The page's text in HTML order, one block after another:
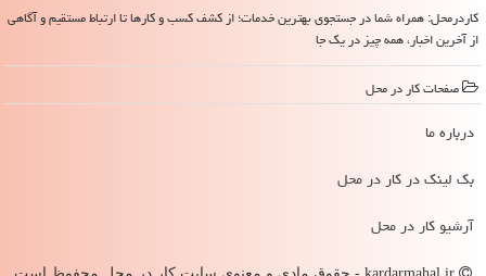
کاردرمحل: همراه شما در جستجوی بهترین خدمات؛ از کشف کسب و کارها تا ارتباط مستقیم و آگاهی
از آخرین اخبار، همه چیز در یک جا
صفحات كار در محل
درباره ما
بک لینک در كار در محل
آرشیو كار در محل